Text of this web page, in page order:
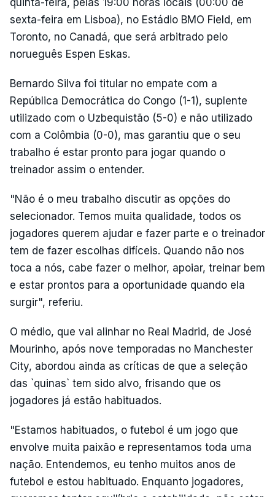
sexta-feira em Lisboa), no Estádio BMO Field, em
Toronto, no Canadá, que será arbitrado pelo
norueguês Espen Eskas.
Bernardo Silva foi titular no empate com a
República Democrática do Congo (1-1), suplente
utilizado com o Uzbequistão (5-0) e não utilizado
com a Colômbia (0-0), mas garantiu que o seu
trabalho é estar pronto para jogar quando o
treinador assim o entender.
"Não é o meu trabalho discutir as opções do
selecionador. Temos muita qualidade, todos os
jogadores querem ajudar e fazer parte e o treinador
tem de fazer escolhas difíceis. Quando não nos
toca a nós, cabe fazer o melhor, apoiar, treinar bem
e estar prontos para a oportunidade quando ela
surgir", referiu.
O médio, que vai alinhar no Real Madrid, de José
Mourinho, após nove temporadas no Manchester
City, abordou ainda as críticas de que a seleção
das `quinas` tem sido alvo, frisando que os
jogadores já estão habituados.
"Estamos habituados, o futebol é um jogo que
envolve muita paixão e representamos toda uma
nação. Entendemos, eu tenho muitos anos de
futebol e estou habituado. Enquanto jogadores,